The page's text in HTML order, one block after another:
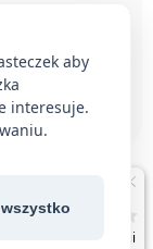
aby
interesuje.